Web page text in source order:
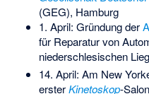
(GEG), Hamburg
1. April: Gründung der
für Reparatur von
niederschlesischen
14. April: Am New
ersterKinetoskop-